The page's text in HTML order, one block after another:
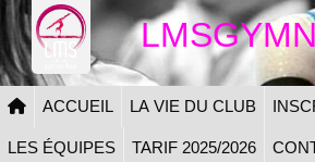
ACCUEIL LA VIE DU CLUB
LES ÉQUIPES TARIF 2025/2026
Panneau de gestion des cookies